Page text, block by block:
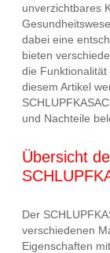
unverzichtbares
dabei eine
bieten
die
diesem Artikel
und Nachteile
Übersicht
Der
verschiedenen
Eigenschaften